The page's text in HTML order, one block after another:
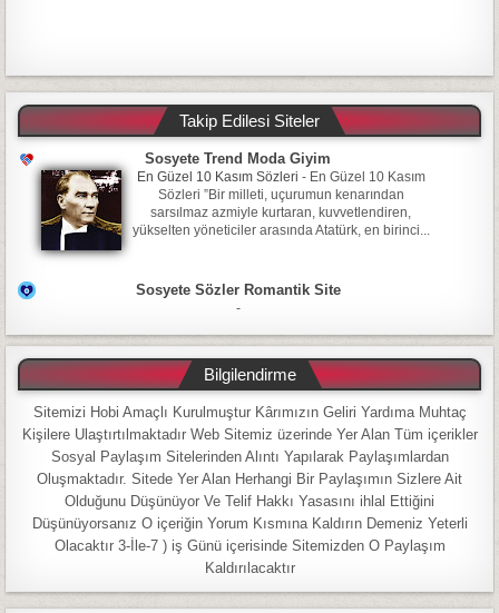
Takip Edilesi Siteler
Sosyete Trend Moda Giyim
En Güzel 10 Kasım Sözleri - En Güzel 10 Kasım
Sözleri ”Bir milleti, uçurumun kenarından
sarsılmaz azmiyle kurtaran, kuvvetlendiren,
yükselten yöneticiler arasında Atatürk, en birinci...
Sosyete Sözler Romantik Site
-
Bilgilendirme
Sitemizi Hobi Amaçlı Kurulmuştur Kârımızın Geliri Yardıma Muhtaç
Kişilere Ulaştırtılmaktadır Web Sitemiz üzerinde Yer Alan Tüm içerikler
Sosyal Paylaşım Sitelerinden Alıntı Yapılarak Paylaşımlardan
Oluşmaktadır. Sitede Yer Alan Herhangi Bir Paylaşımın Sizlere Ait
Olduğunu Düşünüyor Ve Telif Hakkı Yasasını ihlal Ettiğini
Düşünüyorsanız O içeriğin Yorum Kısmına Kaldırın Demeniz Yeterli
Olacaktır 3-İle-7 ) iş Günü içerisinde Sitemizden O Paylaşım
Kaldırılacaktır